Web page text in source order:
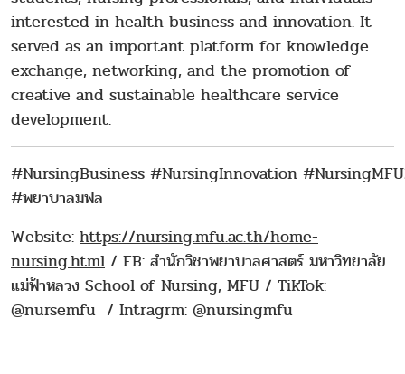
interested in health business and innovation. It
served as an important platform for knowledge
exchange, networking, and the promotion of
creative and sustainable healthcare service
development.
#NursingBusiness #NursingInnovation
#พยาบาลมฟล
Website: https://nursing.mfu.ac.th/home-
nursing.html / FB: สำนักวิชาพยาบาลศาสตร์ มหาวิทยาลัย
แม่ฟ้าหลวง School of Nursing, MFU / TikTok:
@nursemfu / Intragrm: @nursingmfu